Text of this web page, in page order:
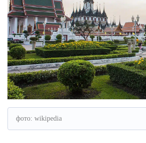
фото: wikipedia